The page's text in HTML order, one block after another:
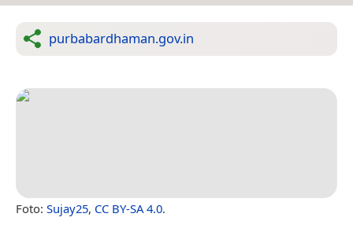
purbabardhaman.gov.in
Foto: Sujay25, CC BY-SA 4.0.